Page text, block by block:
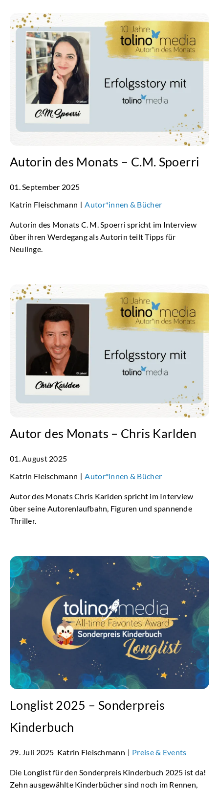
Autorin des Monats – C.M. Spoerri
01. September 2025
Katrin Fleischmann | Autor*innen & Bücher
Autorin des Monats C. M. Spoerri spricht im Interview
über ihren Werdegang als Autorin teilt Tipps für
Neulinge.
Autor des Monats – Chris Karlden
01. August 2025
Katrin Fleischmann | Autor*innen & Bücher
Autor des Monats Chris Karlden spricht im Interview
über seine Autorenlaufbahn, Figuren und spannende
Thriller.
Longlist 2025 – Sonderpreis
Kinderbuch
29. Juli 2025 Katrin Fleischmann | Preise & Events
Die Longlist für den Sonderpreis Kinderbuch 2025 ist da!
Zehn ausgewählte Kinderbücher sind noch im Rennen,